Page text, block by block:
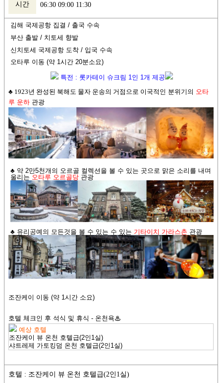
시간 06:30 09:00 11:30
김해 국제공항 집결 / 출국 수속
부산 출발 / 치토세 향발
신치토세 국제공항 도착 / 입국 수속
오타루 이동 (약 1시간 20분소요)
특전 : 롯카테이 슈크림 1인 1개 제공
♣ 1923년 완성된 북해도 물자 운송의 거점으로 이국적인 분위기의 오타
루 운하 관광
♣ 약 2만5천개의 오르골 컬렉션을 볼 수 있는 곳으로 맑은 소리를 내며
울리는 오타루 오르골당 관광
♣ 유리공예의 모든것을 볼 수 있는 수 있는 기타이치 가라스촌 관광
조잔케이 이동 (약 1시간 소요)
호텔 체크인 후 석식 및 휴식 - 온천욕♨
예상 호텔
조잔케이 뷰 온천 호텔급(2인1실)
샤트레제 가토킹덤 온천 호텔급(2인1실)
호텔 : 조잔케이 뷰 온천 호텔급(2인1실)